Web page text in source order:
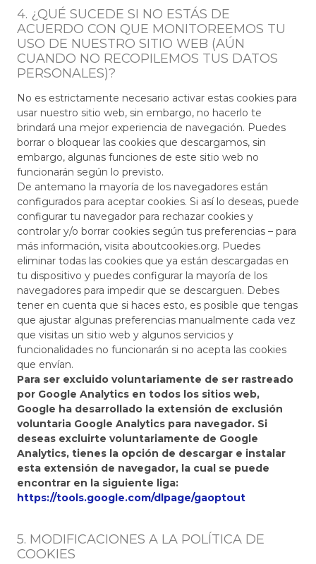
4. ¿QUÉ SUCEDE SI NO ESTÁS DE
ACUERDO CON QUE MONITOREEMOS TU
USO DE NUESTRO SITIO WEB (AÚN
CUANDO NO RECOPILEMOS TUS DATOS
PERSONALES)?
No es estrictamente necesario activar estas cookies para
usar nuestro sitio web, sin embargo, no hacerlo te
brindará una mejor experiencia de navegación. Puedes
borrar o bloquear las cookies que descargamos, sin
embargo, algunas funciones de este sitio web no
funcionarán según lo previsto.
De antemano la mayoría de los navegadores están
configurados para aceptar cookies. Si así lo deseas, puede
configurar tu navegador para rechazar cookies y
controlar y/o borrar cookies según tus preferencias – para
más información, visita aboutcookies.org. Puedes
eliminar todas las cookies que ya están descargadas en
tu dispositivo y puedes configurar la mayoría de los
navegadores para impedir que se descarguen. Debes
tener en cuenta que si haces esto, es posible que tengas
que ajustar algunas preferencias manualmente cada vez
que visitas un sitio web y algunos servicios y
funcionalidades no funcionarán si no acepta las cookies
que envían.
Para ser excluido voluntariamente de ser rastreado
por Google Analytics en todos los sitios web,
Google ha desarrollado la extensión de exclusión
voluntaria Google Analytics para navegador. Si
deseas excluirte voluntariamente de Google
Analytics, tienes la opción de descargar e instalar
esta extensión de navegador, la cual se puede
encontrar en la siguiente liga:
https://tools.google.com/dlpage/gaoptout
5. MODIFICACIONES A LA POLÍTICA DE
COOKIES